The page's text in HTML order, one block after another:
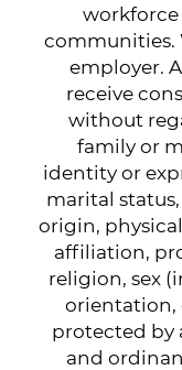
workforce
communities.
employer.
receive
without
family or
identity or
marital
origin,
affiliation,
religion, sex
orientation,
protected by
and